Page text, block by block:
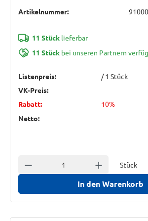
Artikelnummer:
11 Stück lieferbar
11 Stück bei unseren Partnern
Listenpreis: / 1 Stück
VK-Preis:
Rabatt:
10%
Netto:
Anzahl verringern Anzahl erhöhen
In den Warenkorb